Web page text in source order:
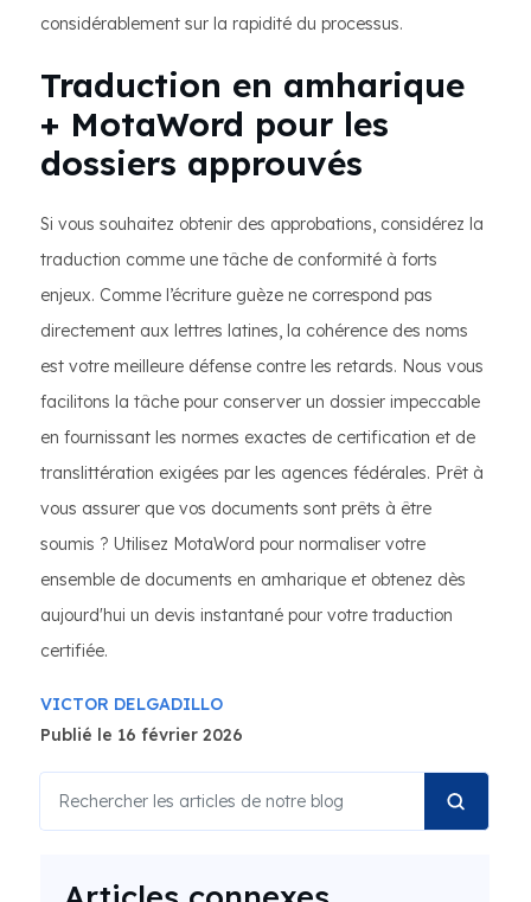
considérablement sur la rapidité du processus.
Traduction en amharique
+ MotaWord pour les
dossiers approuvés
Si vous souhaitez obtenir des approbations, considérez la
traduction comme une tâche de conformité à forts
enjeux. Comme l’écriture guèze ne correspond pas
directement aux lettres latines, la cohérence des noms
est votre meilleure défense contre les retards. Nous vous
facilitons la tâche pour conserver un dossier impeccable
en fournissant les normes exactes de certification et de
translittération exigées par les agences fédérales. Prêt à
vous assurer que vos documents sont prêts à être
soumis ? Utilisez MotaWord pour normaliser votre
ensemble de documents en amharique et obtenez dès
aujourd'hui un devis instantané pour votre traduction
certifiée.
VICTOR DELGADILLO
Publié le 16 février 2026